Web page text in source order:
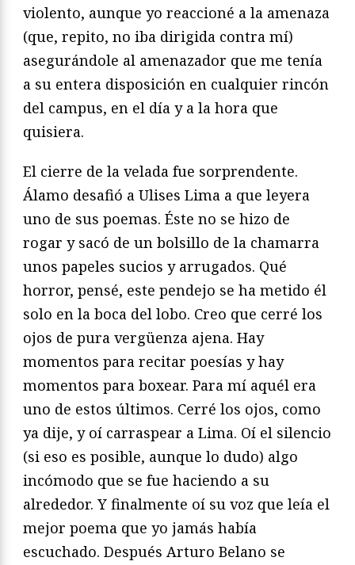
violento, aunque yo reaccioné a la amenaza
(que, repito, no iba dirigida contra mí)
asegurándole al amenazador que me tenía
a su entera disposición en cualquier rincón
del campus, en el día y a la hora que
quisiera.
El cierre de la velada fue sorprendente.
Álamo desafió a Ulises Lima a que leyera
uno de sus poemas. Éste no se hizo de
rogar y sacó de un bolsillo de la chamarra
unos papeles sucios y arrugados. Qué
horror, pensé, este pendejo se ha metido él
solo en la boca del lobo. Creo que cerré los
ojos de pura vergüenza ajena. Hay
momentos para recitar poesías y hay
momentos para boxear. Para mí aquél era
uno de estos últimos. Cerré los ojos, como
ya dije, y oí carraspear a Lima. Oí el silencio
(si eso es posible, aunque lo dudo) algo
incómodo que se fue haciendo a su
alrededor. Y finalmente oí su voz que leía el
mejor poema que yo jamás había
escuchado. Después Arturo Belano se